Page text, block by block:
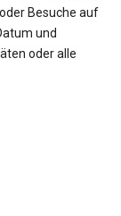
Besuche auf
und
oder alle